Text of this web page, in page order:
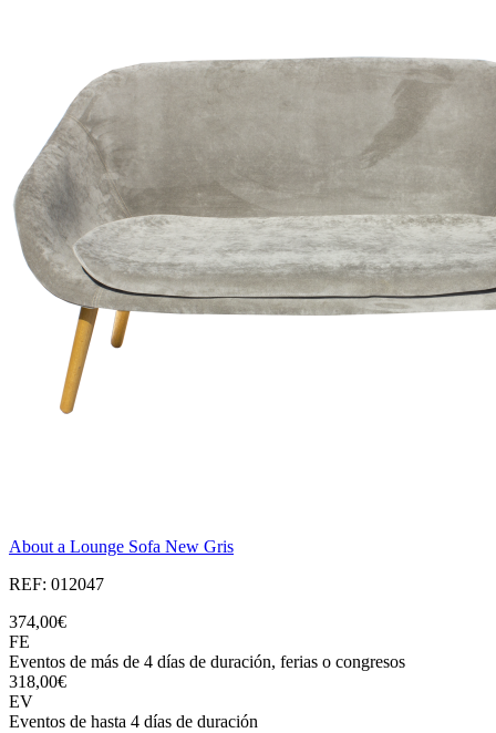
About a Lounge Sofa New Gris
REF: 012047
374,00€
FE
Eventos de más de 4 días de duración, ferias o congresos
318,00€
EV
Eventos de hasta 4 días de duración